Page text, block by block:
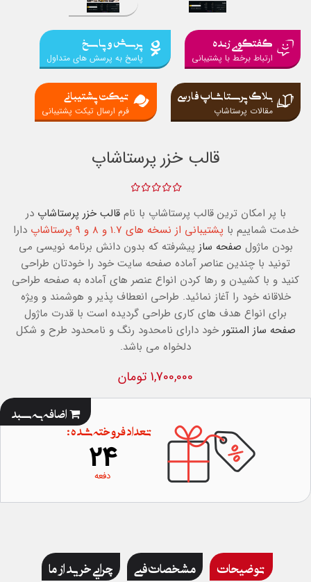
گفتگوی زنده
ارتباط برخط با پشتیبانی
پرسش و پاسخ
پاسخ به پرسش های متداول
بلاگ پرستاشاپ فارسی
مقالات پرستاشاپ
تیکت پشتیبانی
فرم ارسال تیکت پشتیبانی
قالب خزر پرستاشاپ
با پر امکان ترین قالب پرستاشاپ با نامقالب خزر پرستاشاپ در
خدمت شماییم با پشتیبانی از نسخه های 1.7 و 8 و 9 پرستاشاپ
دارا
بودن ماژول صفحه ساز پیشرفته که بدون دانش برنامه نویسی می
تونید با چندین عناصر آماده صفحه سایت خود را خودتان طراحی
کنید و با کشیدن و رها کردن انواع عنصر های آماده به صفحه طراحی
خلاقانه خود را آغاز نمائید. طراحی انعطاف پذیر و هوشمند و ویژه
برای انواع هدف های کاری طراحی گردیده است با قدرت ماژول
صفحه ساز المنتور خود دارای نامحدود رنگ و نامحدود طرح و شکل
دلخواه می باشد.
1,700,000 تومان
اضافه به سبد
تعداد فروخته شده :
24
دفعه
توضیحات مشخصات فنی چرایی خرید از ما